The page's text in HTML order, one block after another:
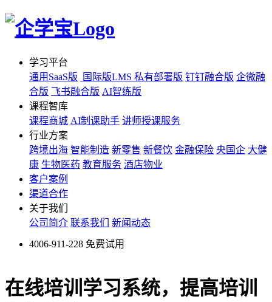
学习平台
通用SaaS版
国际版LMS 私有部署版 钉钉融合版 企微融
合版 飞书融合版 AI智练版
课程智库
课程商城 AI制课助手 讲师授课服务
行业方案
跨境出海 智能制造 新零售 新餐饮 金融保险 央国企 大健
康 生物医药 教育服务 酒店物业
客户案例
渠道合作
关于我们
公司简介 联系我们 新闻动态
4006-911-228 免费试用
在线培训学习系统，提高培训